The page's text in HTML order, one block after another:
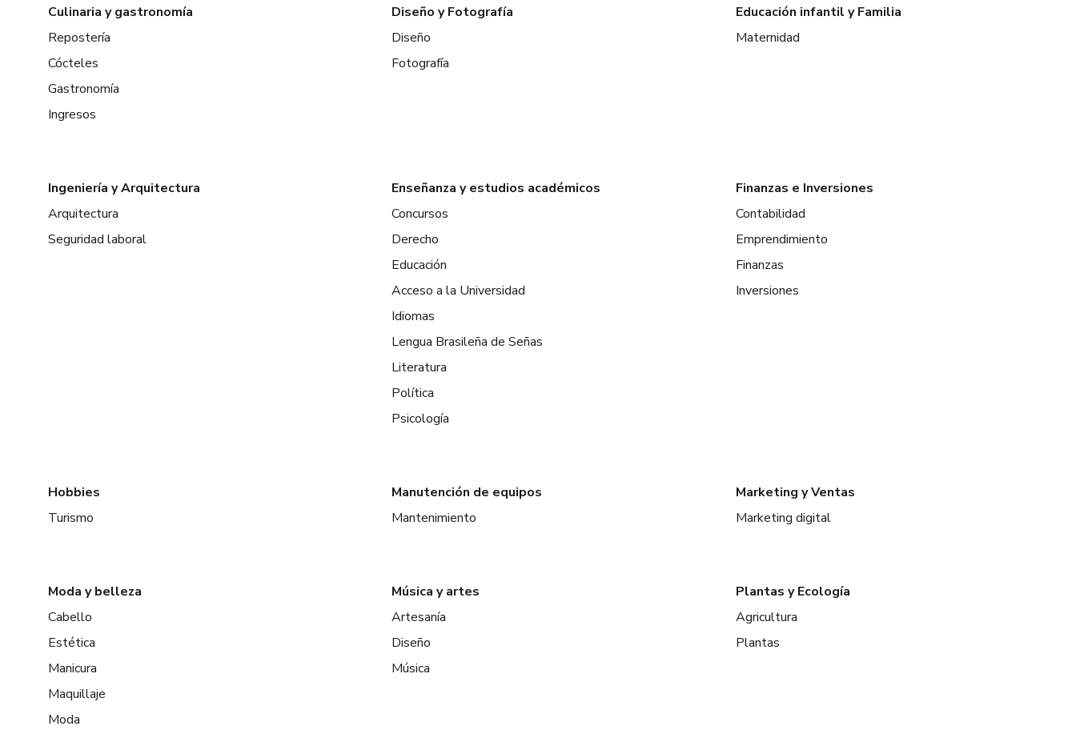
Culinaria y gastronomía
Repostería
Cócteles
Gastronomía
Ingresos
Diseño y Fotografía
Diseño
Fotografía
Educación infantil y Familia
Maternidad
Ingeniería y Arquitectura
Arquitectura
Seguridad laboral
Enseñanza y estudios académicos
Concursos
Derecho
Educación
Acceso a la Universidad
Idiomas
Lengua Brasileña de Señas
Literatura
Política
Psicología
Finanzas e Inversiones
Contabilidad
Emprendimiento
Finanzas
Inversiones
Hobbies
Turismo
Manutención de equipos
Mantenimiento
Marketing y Ventas
Marketing digital
Moda y belleza
Cabello
Estética
Manicura
Maquillaje
Moda
Música y artes
Artesanía
Diseño
Música
Plantas y Ecología
Agricultura
Plantas